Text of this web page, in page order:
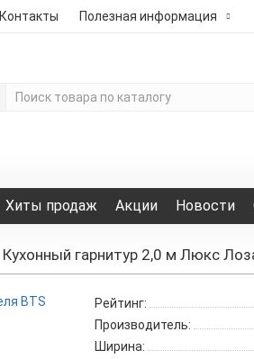
Контакты Полезная информация
Хиты продаж Акции Новости
Кухонный гарнитур 2,0 м Люкс
Рейтинг:
Производитель:
Ширина: